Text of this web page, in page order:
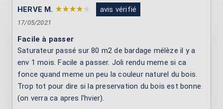
HERVE M. avis vérifié
17/05/2021
Facile à passer
Saturateur passé sur 80 m2 de bardage mélèze il y a
env 1 mois. Facile a passer. Joli rendu meme si ca
fonce quand meme un peu la couleur naturel du bois.
Trop tot pour dire si la preservation du bois est bonne
(on verra ca apres l'hvier).